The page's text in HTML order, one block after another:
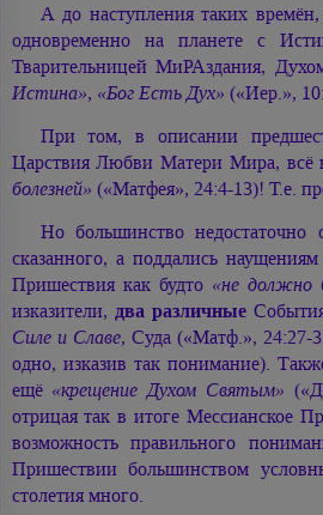
А до наступления таких
одновременно на планете с
Тварительницей МиРАздания,
Истина», «Бог Есть Дух» («Иер.»,
При том, в описании
Царствия Любви Матери Мира, всё
болезней» («Матфея», 24:4-13)! Т.е.
Но большинство
сказанного, а поддались
Пришествия как будто «не должно
изказители, два различные
Силе и Славе, Суда («Матф.», 24:27-
одно, изказив так понимание).
ещё «крещение Духом Святым»
отрицая так в итоге Мессианское
возможность правильного
Пришествии большинством
столетия много.